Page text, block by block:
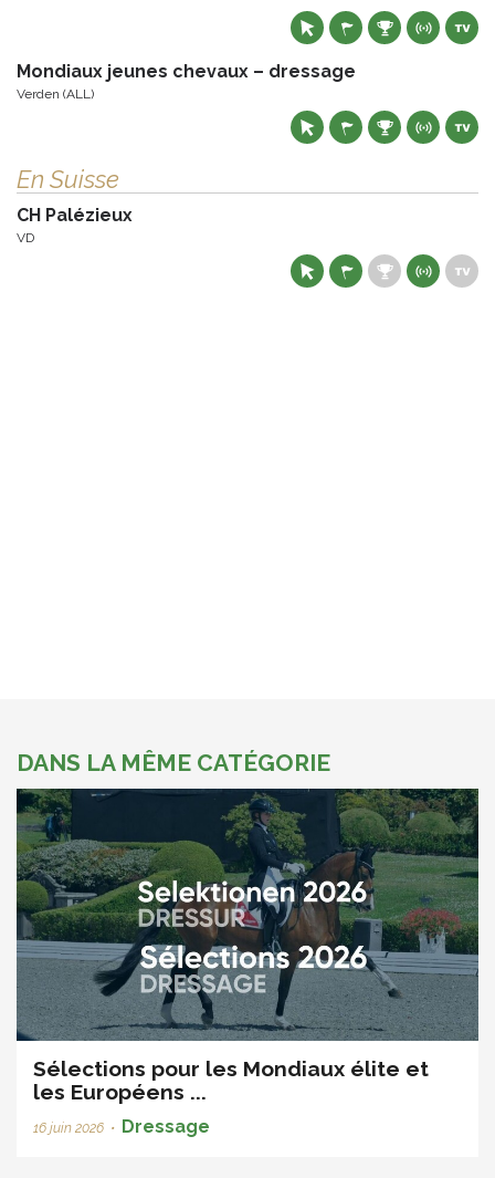
Mondiaux jeunes chevaux – dressage
Verden (ALL)
En Suisse
CH Palézieux
VD
DANS LA MÊME CATÉGORIE
Sélections pour les Mondiaux élite et
les Européens ...
16 juin 2026 • Dressage